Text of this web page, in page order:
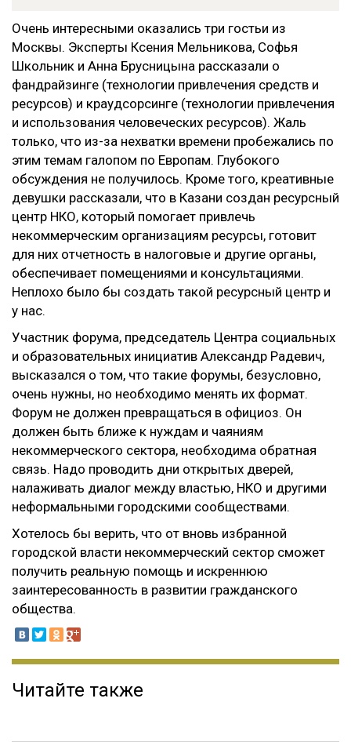
Очень интересными оказались три гостьи из
Москвы. Эксперты Ксения Мельникова, Софья
Школьник и Анна Брусницына рассказали о
фандрайзинге (технологии привлечения средств и
ресурсов) и краудсорсинге (технологии привлечения
и использования человеческих ресурсов). Жаль
только, что из-за нехватки времени пробежались по
этим темам галопом по Европам. Глубокого
обсуждения не получилось. Кроме того, креативные
девушки рассказали, что в Казани создан ресурсный
центр НКО, который помогает привлечь
некоммерческим организациям ресурсы, готовит
для них отчетность в налоговые и другие органы,
обеспечивает помещениями и консультациями.
Неплохо было бы создать такой ресурсный центр и
у нас.
Участник форума, председатель Центра социальных
и образовательных инициатив Александр Радевич,
высказался о том, что такие форумы, безусловно,
очень нужны, но необходимо менять их формат.
Форум не должен превращаться в официоз. Он
должен быть ближе к нуждам и чаяниям
некоммерческого сектора, необходима обратная
связь. Надо проводить дни открытых дверей,
налаживать диалог между властью, НКО и другими
неформальными городскими сообществами.
Хотелось бы верить, что от вновь избранной
городской власти некоммерческий сектор сможет
получить реальную помощь и искреннюю
заинтересованность в развитии гражданского
общества.
Читайте также